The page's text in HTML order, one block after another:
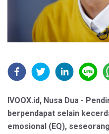
IVOOX.id, Nusa Dua -
berpendapat selain
emosional (EQ),